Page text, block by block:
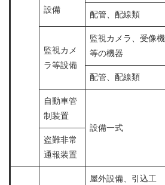
設備
配管、配線類
監視カメ
ラ等設備
監視カメラ、受像機
等の機器
配管、配線類
自動車管
制装置
設備一式
盗難非常
通報装置
屋外設備、引込工